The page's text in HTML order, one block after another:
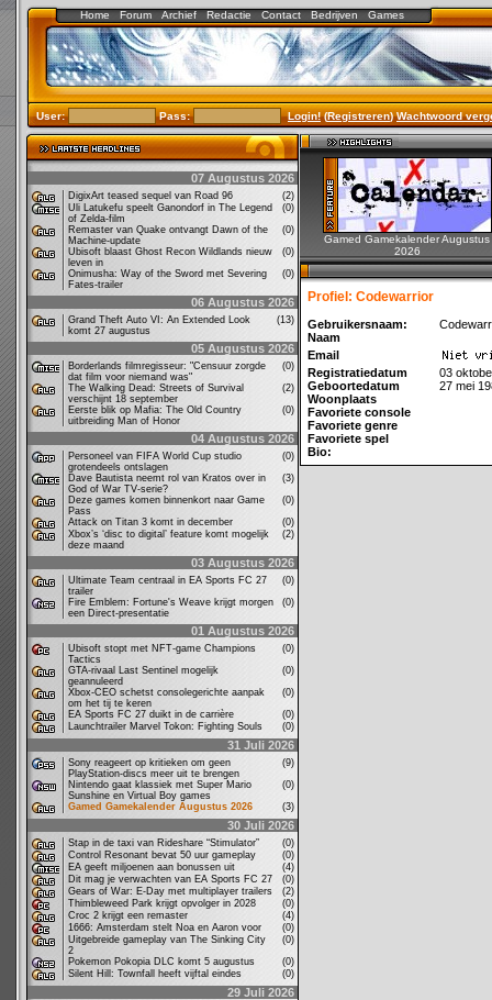
Home Forum Archief Redactie Contact Bedrijven Games
User: Pass: Login!(Registreren)Wachtwoord
07 Augustus 2026
DigixArt teased sequel van Road 96
(2)
Uli Latukefu speelt Ganondorf in The Legend
of Zelda-film
(0)
Remaster van Quake ontvangt Dawn of the
Machine-update
(0)
Ubisoft blaast Ghost Recon Wildlands nieuw
leven in
(0)
Onimusha: Way of the Sword met Severing
Fates-trailer
(0)
06 Augustus 2026
Grand Theft Auto VI: An Extended Look
komt 27 augustus
(13)
05 Augustus 2026
Borderlands filmregisseur: "Censuur zorgde
dat film voor niemand was"
(0)
The Walking Dead: Streets of Survival
verschijnt 18 september
(2)
Eerste blik op Mafia: The Old Country
uitbreiding Man of Honor
(0)
04 Augustus 2026
Personeel van FIFA World Cup studio
grotendeels ontslagen
(0)
Dave Bautista neemt rol van Kratos over in
God of War TV-serie?
(3)
Deze games komen binnenkort naar Game
Pass
(0)
Attack on Titan 3 komt in december
(0)
Xbox’s ‘disc to digital’ feature komt mogelijk
deze maand
(2)
03 Augustus 2026
Ultimate Team centraal in EA Sports FC 27
trailer
(0)
Fire Emblem: Fortune's Weave krijgt morgen
een Direct-presentatie
(0)
01 Augustus 2026
Ubisoft stopt met NFT-game Champions
Tactics
(0)
GTA-rivaal Last Sentinel mogelijk
geannuleerd
(0)
Xbox-CEO schetst consolegerichte aanpak
om het tij te keren
(0)
EA Sports FC 27 duikt in de carrière
(0)
Launchtrailer Marvel Tokon: Fighting Souls
(0)
31 Juli 2026
Sony reageert op kritieken om geen
PlayStation-discs meer uit te brengen
(9)
Nintendo gaat klassiek met Super Mario
Sunshine en Virtual Boy games
(0)
Gamed Gamekalender Augustus 2026
(3)
30 Juli 2026
Stap in de taxi van Rideshare “Stimulator”
(0)
Control Resonant bevat 50 uur gameplay
(0)
EA geeft miljoenen aan bonussen uit
(4)
Dit mag je verwachten van EA Sports FC 27
(0)
Gears of War: E-Day met multiplayer trailers
(2)
Thimbleweed Park krijgt opvolger in 2028
(0)
Croc 2 krijgt een remaster
(4)
1666: Amsterdam stelt Noa en Aaron voor
(0)
Uitgebreide gameplay van The Sinking City
2
(0)
Pokemon Pokopia DLC komt 5 augustus
(0)
Silent Hill: Townfall heeft vijftal eindes
(0)
29 Juli 2026
Gamed Gamekalender Augustus
2026
Profiel: Codewarrior
Gebruikersnaam:
Naam
Email
Registratiedatum
03
Geboortedatum
27 mei
Woonplaats
Favoriete console
Favoriete genre
Favoriete spel
Bio: